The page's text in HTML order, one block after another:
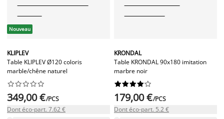
Nouveau
KLIPLEV
Table KLIPLEV Ø120 coloris
marble/chêne naturel






349,00 €/PCS
Dont éco-part. 7.62 €
KRONDAL
Table KRONDAL 90x180 imitation
marbre noir






179,00 €/PCS
Dont éco-part. 5.2 €